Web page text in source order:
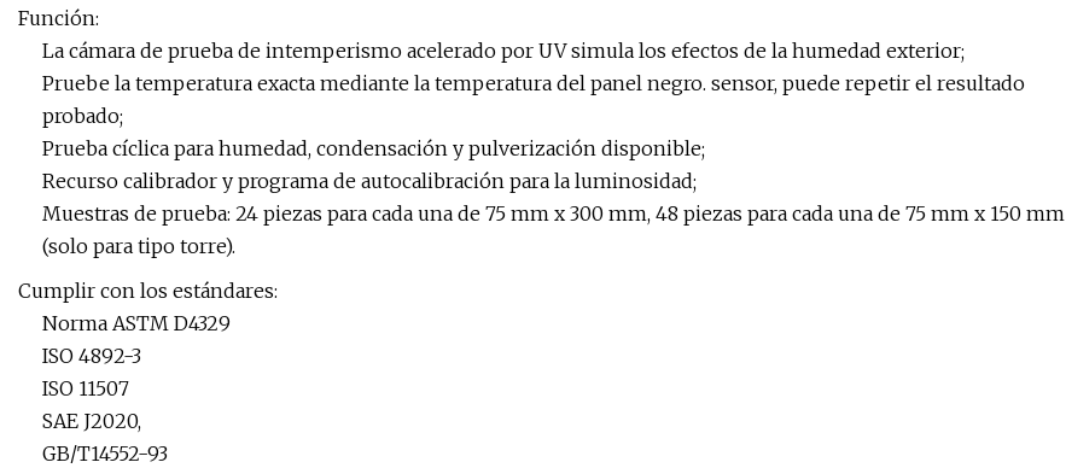
Función:
La cámara de prueba de intemperismo acelerado por UV simula los efectos de la humedad exterior;
Pruebe la temperatura exacta mediante la temperatura del panel negro. sensor, puede repetir el resultado
probado;
Prueba cíclica para humedad, condensación y pulverización disponible;
Recurso calibrador y programa de autocalibración para la luminosidad;
Muestras de prueba: 24 piezas para cada una de 75 mm x 300 mm, 48 piezas para cada una de 75 mm x 150 mm
(solo para tipo torre).
Cumplir con los estándares:
Norma ASTM D4329
ISO 4892-3
ISO 11507
SAE J2020,
GB/T14552-93